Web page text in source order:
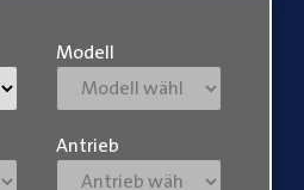
Modell
Antrieb